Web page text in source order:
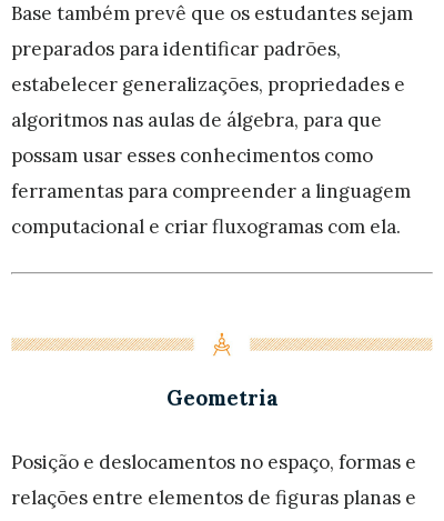
Base também prevê que os estudantes sejam
preparados para identificar padrões,
estabelecer generalizações, propriedades e
algoritmos nas aulas de álgebra, para que
possam usar esses conhecimentos como
ferramentas para compreender a linguagem
computacional e criar fluxogramas com ela.
Geometria
Posição e deslocamentos no espaço, formas e
relações entre elementos de figuras planas e